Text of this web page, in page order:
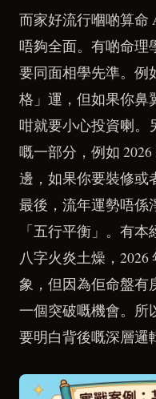
而家好流行嗰啲算命
唔夠全面。有啲命理
要同面相學先準。例
格」運，但如果你鼻
咁就要小心投資喇。
嘅一部分，例如
邊，如果你要裝修或
最後，流年運勢唔係
「五行平衡」。有
八字火炎土燥，
象，但因為佢命盤有
一個突破嘅機會。所
要明白背後嘅深層邏